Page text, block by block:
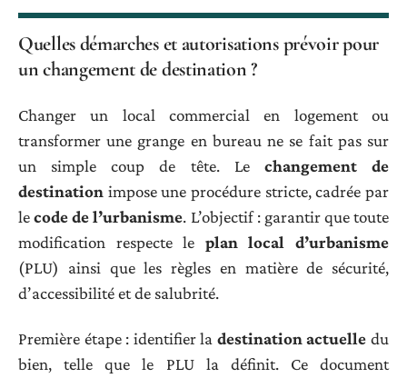
Quelles démarches et autorisations prévoir pour
un changement de destination ?
Changer un local commercial en logement ou
transformer une grange en bureau ne se fait pas sur
un simple coup de tête. Le changement de
destination impose une procédure stricte, cadrée par
lecode de l’urbanisme. L’objectif : garantir que toute
modification respecte le plan local d’urbanisme
(PLU) ainsi que les règles en matière de sécurité,
d’accessibilité et de salubrité.
Première étape : identifier la destination actuelle du
bien, telle que le PLU la définit. Ce document